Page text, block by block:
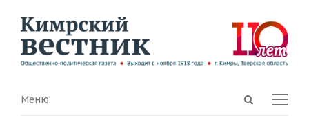
Open
Menu
Меню